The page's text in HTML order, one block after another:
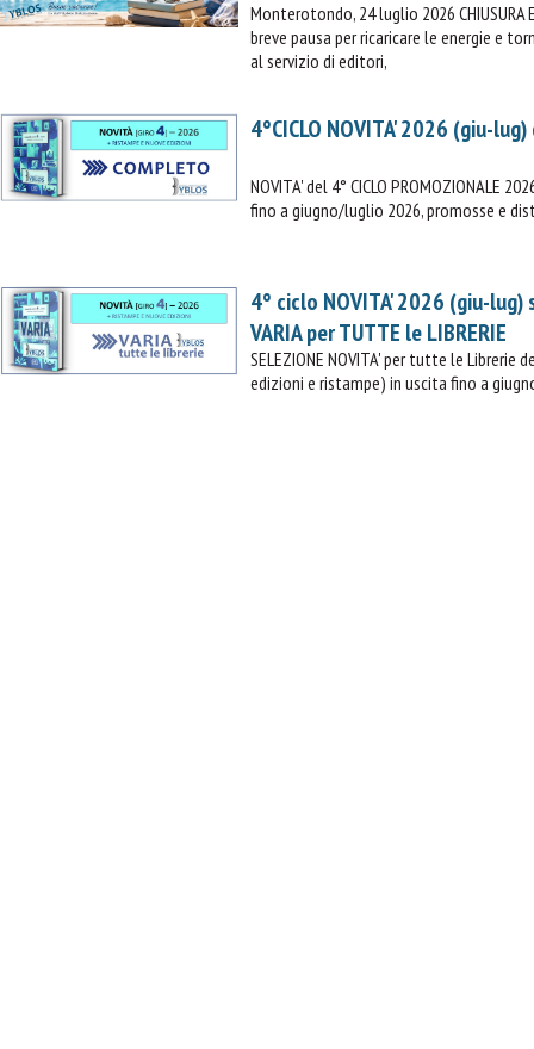
Monterotondo, 24 luglio 2026 CHIUSURA
breve pausa per ricaricare le energie e
al servizio di editori,
4°CICLO NOVITA' 2026 (giu-
NOVITA' del 4° CICLO PROMOZIONALE
fino a giugno/luglio 2026, promosse e
4° ciclo NOVITA' 2026 (giu-lug)
VARIA per TUTTE le LIBRERIE
SELEZIONE NOVITA' per tutte le Librerie
edizioni e ristampe) in uscita fino a
IL MIO CARRELLO
stai aggiungendo questo articolo:
Codice:
Confezione da pezzi